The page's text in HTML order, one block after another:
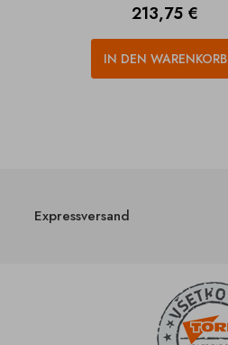
Preis
213,75 €
IN DEN WARENKORB
Expressversand